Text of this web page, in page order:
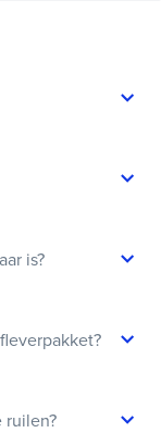
is?
ruilen?